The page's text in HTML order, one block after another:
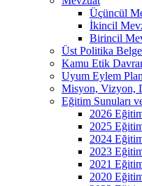
Üçüncül
İkincil
Birincil
Üst Politika
Kamu Etik
Uyum Eylem
Misyon, Vizyon,
Eğitim Sunuları
2026
2025
2024
2023
2021
2020